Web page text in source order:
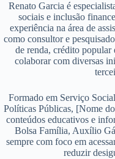
Renato Garcia é
sociais e inclusão
experiência na área de
como consultor e
de renda, crédito
colaborar com diversas
Formado em Serviço
Políticas Públicas, [Nome
conteúdos educativos e
Bolsa Família, Auxílio
sempre com foco em
reduzir